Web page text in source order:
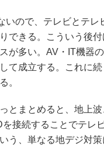
ので、テレビとテレ
できる。こういう後
が多い。AV・IT機器
て成立する。これに
。
とまとめると、地上
接続することでテレ
う、単なる地デジ対